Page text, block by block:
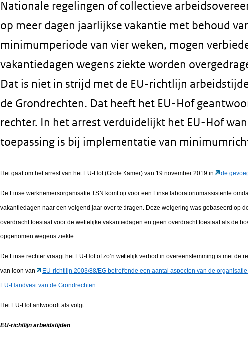
Nationale regelingen of collectieve
op meer dagen jaarlijkse vakantie met behoud
minimumperiode van vier weken, mogen
vakantiedagen wegens ziekte worden
Dat is niet in strijd met de EU-richtlijn
de Grondrechten. Dat heeft het EU-Hof
rechter. In het arrest verduidelijkt het EU-Hof
toepassing is bij implementatie van
Het gaat om het arrest van het EU-Hof (Grote Kamer) van 19 november 2019 in de
De Finse werknemersorganisatie TSN komt op voor een Finse laboratoriumassistente
vakantiedagen naar een volgend jaar over te dragen. Deze weigering was gebaseerd op
overdracht toestaat voor de wettelijke vakantiedagen en geen overdracht toestaat als de
opgenomen wegens ziekte.
De Finse rechter vraagt het EU-Hof of zo’n wettelijk verbod in overeenstemming is met de
van loon van EU-richtlijn 2003/88/EG betreffende een aantal aspecten van de
EU-Handvest van de Grondrechten .
Het EU-Hof antwoordt als volgt.
EU-richtlijn arbeidstijden